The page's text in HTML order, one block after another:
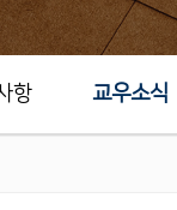
항 교우소식